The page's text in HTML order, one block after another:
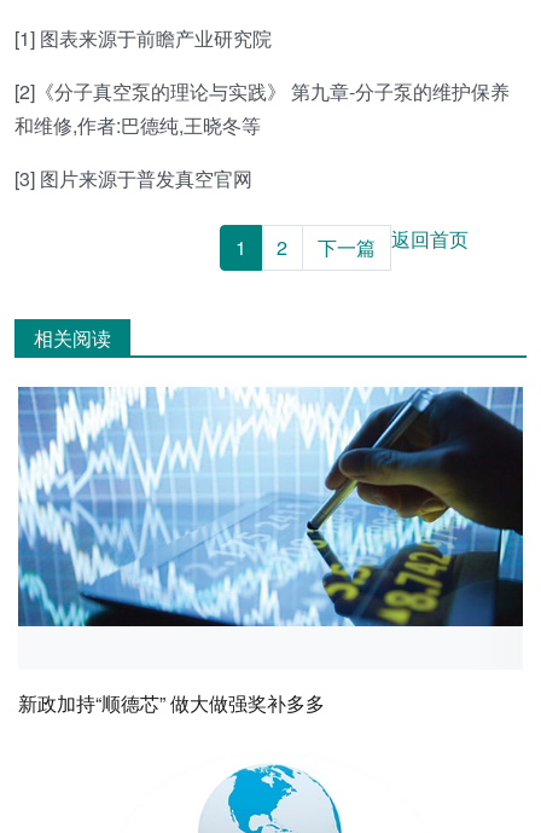
[1] 图表来源于前瞻产业研究院
[2]《分子真空泵的理论与实践》 第九章-分子泵的维护保养
和维修,作者:巴德纯,王晓冬等
[3] 图片来源于普发真空官网
1 2 下一篇 返回首页
相关阅读
新政加持“顺德芯” 做大做强奖补多多